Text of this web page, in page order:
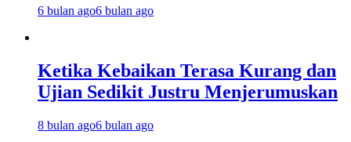
6 bulan ago6 bulan ago
Ketika Kebaikan Terasa Kurang dan
Ujian Sedikit Justru Menjerumuskan
8 bulan ago6 bulan ago